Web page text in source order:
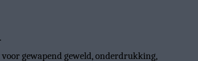
gewapend geweld, onderdrukking,